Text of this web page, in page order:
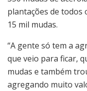
plantações de todos
15 mil mudas.
“A gente só tem a
que veio para ficar,
mudas e também
agregando muito